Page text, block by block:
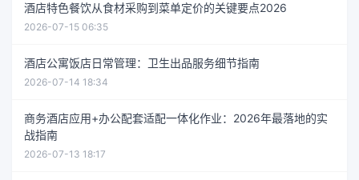
酒店特色餐饮从食材采购到菜单定价的关键要点2026
2026-07-15 06:35
酒店公寓饭店日常管理：卫生出品服务细节指南
2026-07-14 18:34
商务酒店应用+办公配套适配一体化作业：2026年最落地的实
战指南
2026-07-13 18:17